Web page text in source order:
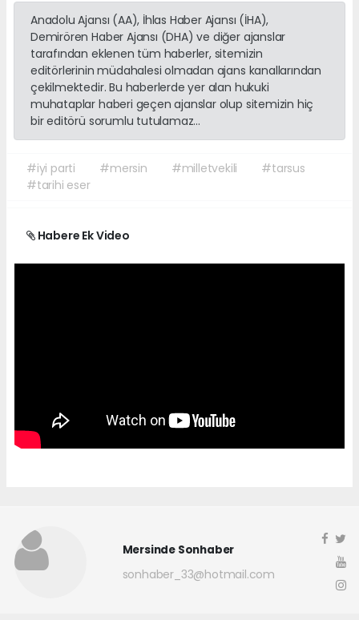
Anadolu Ajansı (AA), İhlas Haber Ajansı (İHA),
Demirören Haber Ajansı (DHA) ve diğer ajanslar
tarafından eklenen tüm haberler, sitemizin
editörlerinin müdahalesi olmadan ajans kanallarından
çekilmektedir. Bu haberlerde yer alan hukuki
muhataplar haberi geçen ajanslar olup sitemizin hiç
bir editörü sorumlu tutulamaz...
#iyi parti #mersin #milletvekili
#tarsus
#tarihi eser
Habere Ek Video
Mersinde Sonhaber
sonhaber_33@hotmail.com